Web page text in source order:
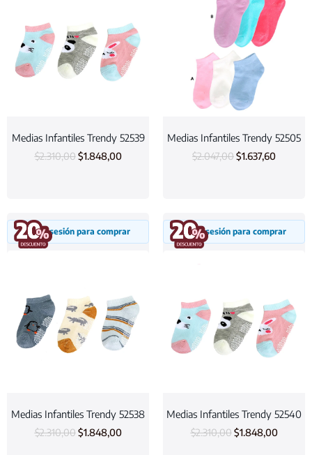
Medias Infantiles Trendy 52539
$2.310,00 $1.848,00
Medias Infantiles Trendy 52505
$2.047,00$1.637,60
Inicia sesión para comprar
Medias Infantiles Trendy 52538
$2.310,00 $1.848,00
Inicia sesión para comprar
Medias Infantiles Trendy 52540
$2.310,00 $1.848,00